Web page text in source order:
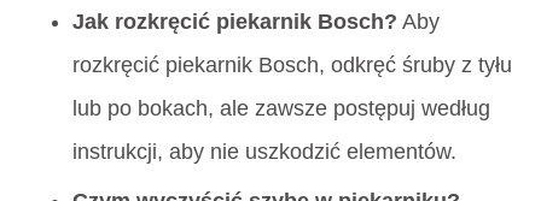
Jak rozkręcić piekarnik Bosch? Aby
rozkręcić piekarnik Bosch, odkręć śruby z tyłu
lub po bokach, ale zawsze postępuj według
instrukcji, aby nie uszkodzić elementów.